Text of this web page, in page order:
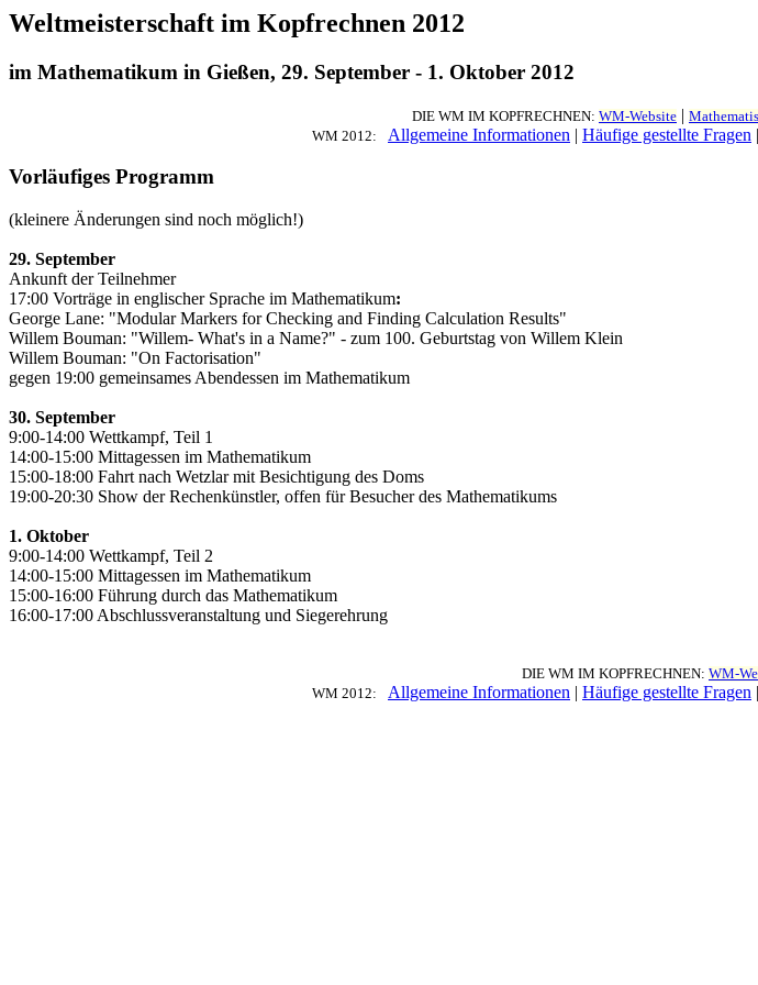
Weltmeisterschaft im Kopfrechnen 2012
im Mathematikum in Gießen, 29. September - 1. Oktober 2012
DIE WM IM KOPFRECHNEN: WM-Website |
WM 2012: Allgemeine Informationen | Häufige gestellte Fragen |
Vorläufiges Programm
(kleinere Änderungen sind noch möglich!)
29. September
Ankunft der Teilnehmer
17:00 Vorträge in englischer Sprache im Mathematikum:
George Lane: "Modular Markers for Checking and Finding Calculation Results"
Willem Bouman: "Willem- What's in a Name?" - zum 100. Geburtstag von Willem Klein
Willem Bouman: "On Factorisation"
gegen 19:00 gemeinsames Abendessen im Mathematikum
30. September
9:00-14:00 Wettkampf, Teil 1
14:00-15:00 Mittagessen im Mathematikum
15:00-18:00 Fahrt nach Wetzlar mit Besichtigung des Doms
19:00-20:30 Show der Rechenkünstler, offen für Besucher des Mathematikums
1. Oktober
9:00-14:00 Wettkampf, Teil 2
14:00-15:00 Mittagessen im Mathematikum
15:00-16:00 Führung durch das Mathematikum
16:00-17:00 Abschlussveranstaltung und Siegerehrung
DIE WM IM KOPFRECHNEN: WM-
WM 2012: Allgemeine Informationen | Häufige gestellte Fragen |